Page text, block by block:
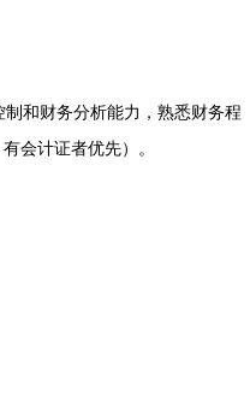
和财务分析能力，熟悉财务程
会计证者优先）。